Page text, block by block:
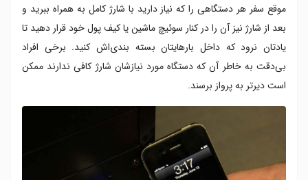
موقع سفر هر دستگاهی را که نیاز دارید با شارژ کامل به همراه ببرید و
بعد از شارژ نیز آن را در کنار سوئیچ ماشین یا کیف پول خود قرار دهید تا
یادتان نرود که داخل بارهایتان بسته بندی‌اش کنید. برخی افراد
بی‌دقت به خاطر آن که دستگاه مورد نیازشان شارژ کافی ندارند ممکن
است دیرتر به پرواز برسند.